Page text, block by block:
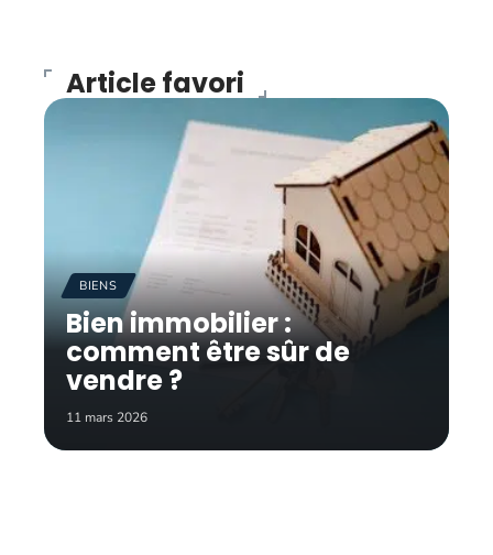
Article favori
BIENS
Bien immobilier :
comment être sûr de
vendre ?
11 mars 2026